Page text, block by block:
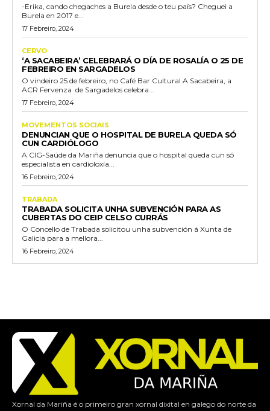
-Erika, cando chegaches a Burela desde o teu país? Cheguei a
Burela en 2017 e...
17 Febreiro, 2024
CERVO
‘A SACABEIRA’ CELEBRARÁ O DÍA DE ROSALÍA O 25 DE
FEBREIRO EN SARGADELOS
O vindeiro 25 de febreiro, no Café Bar Cultural A Sacabeira, a
ACR Fervenza de Sargadelos celebra...
17 Febreiro, 2024
MOVEMENTOS SOCIAIS
DENUNCIAN QUE O HOSPITAL DE BURELA QUEDA SÓ
CUN CARDIÓLOGO
A CIG-Saúde da Mariña denuncia que o hospital queda cun só
especialista en cardioloxía...
16 Febreiro, 2024
TRABADA
TRABADA SOLICITA UNHA SUBVENCIÓN PARA AS
CUBERTAS DO CEIP CELSO CURRÁS
O Concello de Trabada solicitou unha subvención á Xunta de
Galicia para a mellora...
16 Febreiro, 2024
Xornal da Mariña é o primeiro gran xornal dixital en galego do norte da